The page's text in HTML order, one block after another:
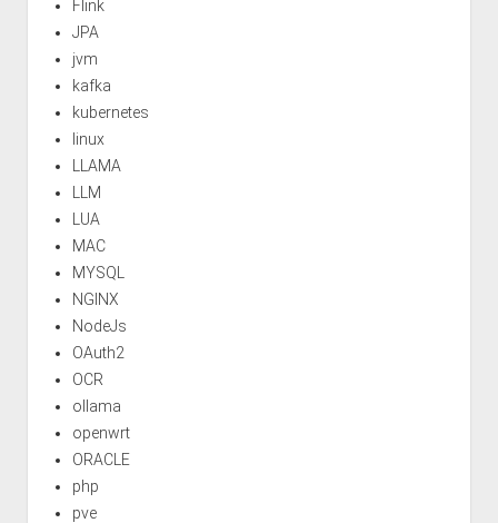
Flink
JPA
jvm
kafka
kubernetes
linux
LLAMA
LLM
LUA
MAC
MYSQL
NGINX
NodeJs
OAuth2
OCR
ollama
openwrt
ORACLE
php
pve